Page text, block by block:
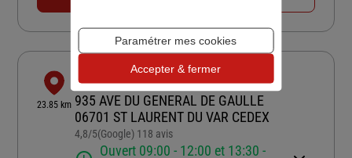
23.85 km
LES ASSURANCES LAURENTINES
935 AVE DU GENERAL DE GAULLE
06701 ST LAURENT DU VAR CEDEX
4,8/5Note de 4.8 sur 5
(Google) 118 avis
Ouvert 09:00 - 12:00 et 13:30 -
Paramétrer mes cookies
Accepter & fermer